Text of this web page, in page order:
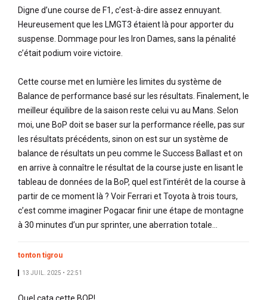
Digne d’une course de F1, c’est-à-dire assez ennuyant.
Heureusement que les LMGT3 étaient là pour apporter du
suspense. Dommage pour les Iron Dames, sans la pénalité
c’était podium voire victoire.
Cette course met en lumière les limites du système de
Balance de performance basé sur les résultats. Finalement, le
meilleur équilibre de la saison reste celui vu au Mans. Selon
moi, une BoP doit se baser sur la performance réelle, pas sur
les résultats précédents, sinon on est sur un système de
balance de résultats un peu comme le Success Ballast et on
en arrive à connaître le résultat de la course juste en lisant le
tableau de données de la BoP, quel est l’intérêt de la course à
partir de ce moment là ? Voir Ferrari et Toyota à trois tours,
c’est comme imaginer Pogacar finir une étape de montagne
à 30 minutes d’un pur sprinter, une aberration totale…
tonton tigrou
13 JUIL. 2025 • 22:51
Quel cata cette BOP!